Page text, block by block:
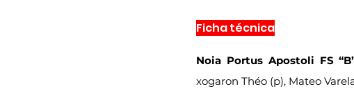
Ficha técnica
Noia Portus Apostoli FS
xogaron Théo (p), Mateo